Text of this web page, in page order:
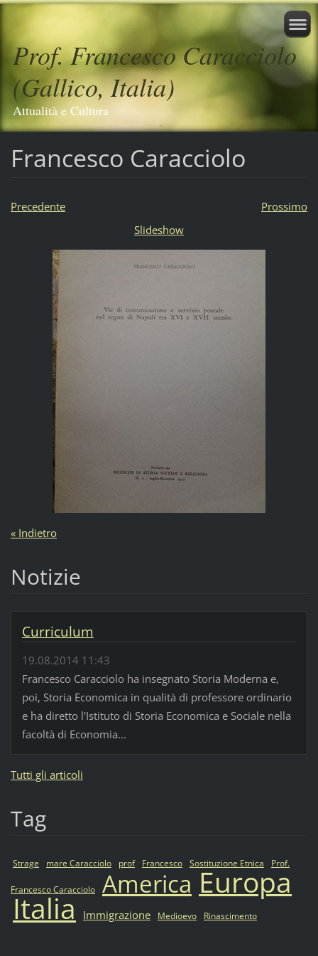
Prof. Francesco Caracciolo
(Gallico, Italia)
Attualità e Cultura
Francesco Caracciolo
Precedente
Prossimo
Slideshow
« Indietro
Notizie
Curriculum
19.08.2014 11:43
Francesco Caracciolo ha insegnato Storia Moderna e,
poi, Storia Economica in qualità di professore ordinario
e ha diretto l'Istituto di Storia Economica e Sociale nella
facoltà di Economia...
Tutti gli articoli
Tag
Strage mare Caracciolo prof Francesco Sostituzione Etnica Prof.
Francesco Caracciolo America Europa
Italia Immigrazione Medioevo Rinascimento